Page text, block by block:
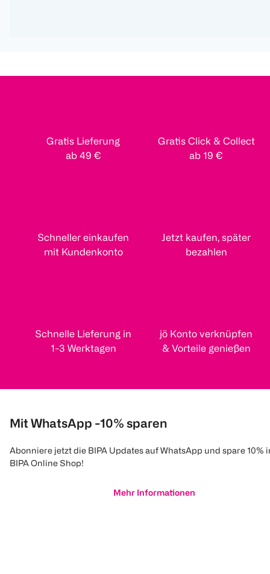
Gratis Lieferung
ab 49 €
Gratis Click & Collect
ab 19 €
Schneller einkaufen
mit Kundenkonto
Jetzt kaufen, später
bezahlen
Schnelle Lieferung in
1-3 Werktagen
jö Konto verknüpfen
& Vorteile genießen
Mit WhatsApp -10% sparen
Abonniere jetzt die BIPA Updates auf WhatsApp und spare 10%
BIPA Online Shop!
Mehr Informationen